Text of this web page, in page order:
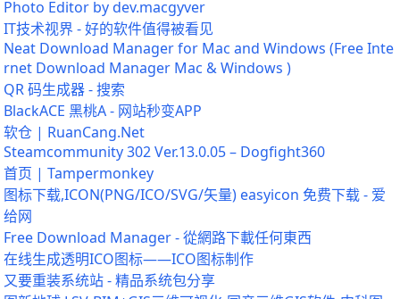
Photo Editor by dev.macgyver
IT技术视界 - 好的软件值得被看见
Neat Download Manager for Mac and Windows (Free Inte
rnet Download Manager Mac & Windows )
QR 码生成器 - 搜索
BlackACE 黑桃A - 网站秒变APP
软仓 | RuanCang.Net
Steamcommunity 302 Ver.13.0.05 – Dogfight360
首页 | Tampermonkey
图标下载,ICON(PNG/ICO/SVG/矢量) easyicon 免费下载 - 爱
给网
Free Download Manager - 從網路下載任何東西
在线生成透明ICO图标——ICO图标制作
又要重装系统站 - 精品系统包分享